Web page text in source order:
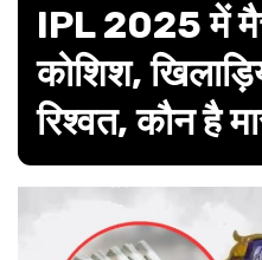
IPL 2025 में
कोशिश,
रिश्वत, कौन है